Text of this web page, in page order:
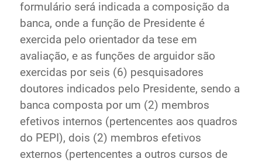
formulário será indicada a composição da
banca, onde a função de Presidente é
exercida pelo orientador da tese em
avaliação, e as funções de arguidor são
exercidas por seis (6) pesquisadores
doutores indicados pelo Presidente, sendo a
banca composta por um (2) membros
efetivos internos (pertencentes aos quadros
do PEPI), dois (2) membros efetivos
externos (pertencentes a outros cursos de